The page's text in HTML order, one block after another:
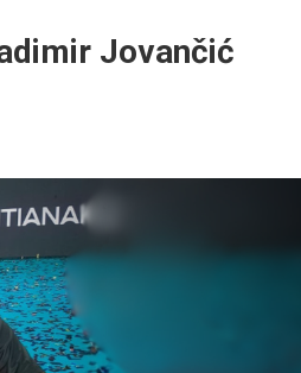
Jovančić